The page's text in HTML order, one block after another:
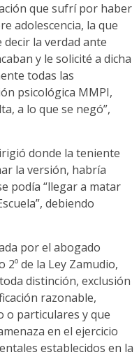
que sufrí por haber
adolescencia, la que
la verdad ante
y le solicité a dicha
todas las
psicológica MMPI,
a lo que se negó”,
donde la teniente
la versión, habría
podía “llegar a matar
debiendo
por el abogado
de la Ley Zamudio,
distinción, exclusión
razonable,
o particulares y que
en el ejercicio
establecidos en la